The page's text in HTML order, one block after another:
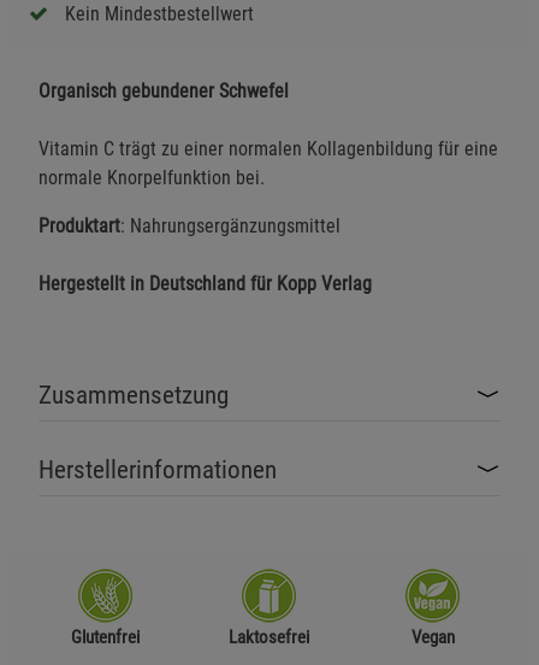
Kein Mindestbestellwert
Organisch gebundener Schwefel
Vitamin C trägt zu einer normalen Kollagenbildung für eine
normale Knorpelfunktion bei.
Produktart: Nahrungsergänzungsmittel
Hergestellt in Deutschland für Kopp Verlag
Zusammensetzung
Herstellerinformationen
Glutenfrei Laktosefrei Vegan